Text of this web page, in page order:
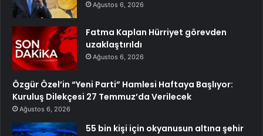
Ağustos 6, 2026
Fatma Kaplan Hürriyet görevden
uzaklaştırıldı
Ağustos 6, 2026
Özgür Özel’in “Yeni Parti” Hamlesi Haftaya Başlıyor:
Kuruluş Dilekçesi 27 Temmuz’da Verilecek
Ağustos 6, 2026
55 bin kişi için okyanusun altına şehir